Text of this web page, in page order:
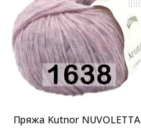
Пряжа Kutnor NUVOLETTA